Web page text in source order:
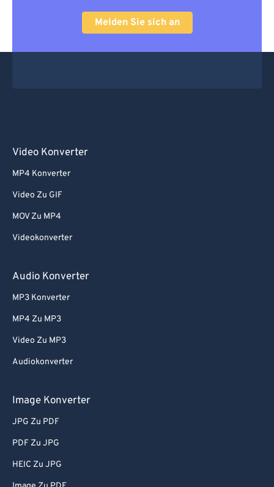
Melden Sie sich an
Video Konverter
MP4 Konverter
Video Zu GIF
MOV Zu MP4
Videokonverter
Audio Konverter
MP3 Konverter
MP4 Zu MP3
Video Zu MP3
Audiokonverter
Image Konverter
JPG Zu PDF
PDF Zu JPG
HEIC Zu JPG